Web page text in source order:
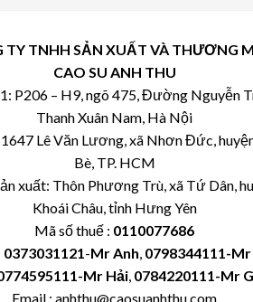
TY TNHH SẢN XUẤT VÀ THƯƠNG
CAO SU ANH THU
P206 – H9, ngõ 475, Đường Nguyễn
Thanh Xuân Nam, Hà Nội
Lê Văn Lương, xã Nhơn Đức,
Bè, TP. HCM
xuất: Thôn Phương Trù, xã Tứ Dân,
Khoái Châu, tỉnh Hưng Yên
Mã số thuế : 0110077686
0373031121-Mr Anh, 0798344111-Mr
-Mr Hải, 0784220111-Mr
Email : anhthu@caosuanhthu.com